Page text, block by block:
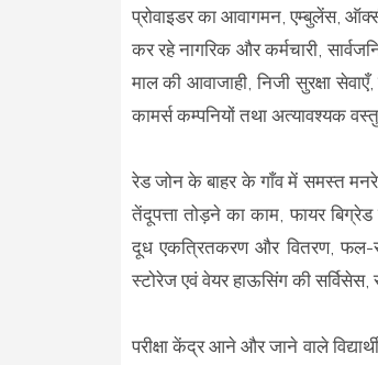
प्रोवाइडर का आवागमन, एम्बुलेंस,
कर रहे नागरिक और कर्मचारी,
माल की आवाजाही, निजी सुरक्षा
कामर्स कम्पनियों तथा अत्यावश्यक
रेड जोन के बाहर के गाँव में समस्त
तेंदूपत्ता तोड़ने का काम, फायर
दूध एकत्रितकरण और वितरण, फल-
स्टोरेज एवं वेयर हाऊसिंग की सर्विसेस,
परीक्षा केंद्र आने और जाने वाले